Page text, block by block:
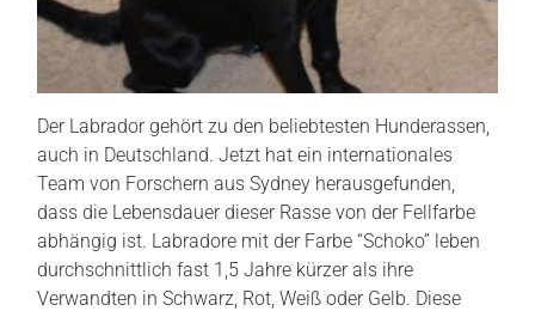
Der Labrador gehört zu den beliebtesten Hunderassen,
auch in Deutschland. Jetzt hat ein internationales
Team von Forschern aus Sydney herausgefunden,
dass die Lebensdauer dieser Rasse von der Fellfarbe
abhängig ist. Labradore mit der Farbe “Schoko” leben
durchschnittlich fast 1,5 Jahre kürzer als ihre
Verwandten in Schwarz, Rot, Weiß oder Gelb. Diese